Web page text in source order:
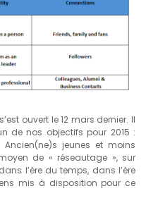
ouvert le 12 mars dernier. Il
de nos objectifs pour 2015 :
jeunes et moins
de « réseautage », sur
l’ère du temps, dans l’ère
mis à disposition pour ce